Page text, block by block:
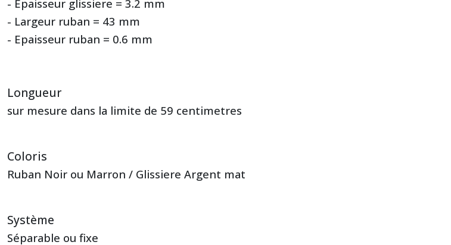
- Epaisseur glissiere = 3.2 mm
- Largeur ruban = 43 mm
- Epaisseur ruban = 0.6 mm
Longueur
sur mesure dans la limite de 59 centimetres
Coloris
Ruban Noir ou Marron / Glissiere Argent mat
Système
Séparable ou fixe